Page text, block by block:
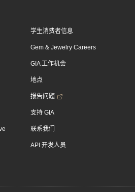
学生消费者信息
Gem & Jewelry Careers
GIA 工作机会
地点
报告问题
支持 GIA
联系我们
API 开发人员